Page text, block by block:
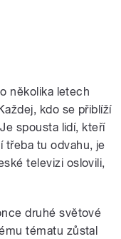
několika letech
kdo se přiblíží
spousta lidí, kteří
třeba tu odvahu, je
televizi oslovili,
druhé světové
tématu zůstal